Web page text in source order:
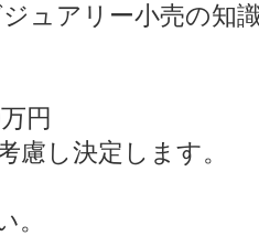
ジュアリー小売の
円
慮し決定します。
。